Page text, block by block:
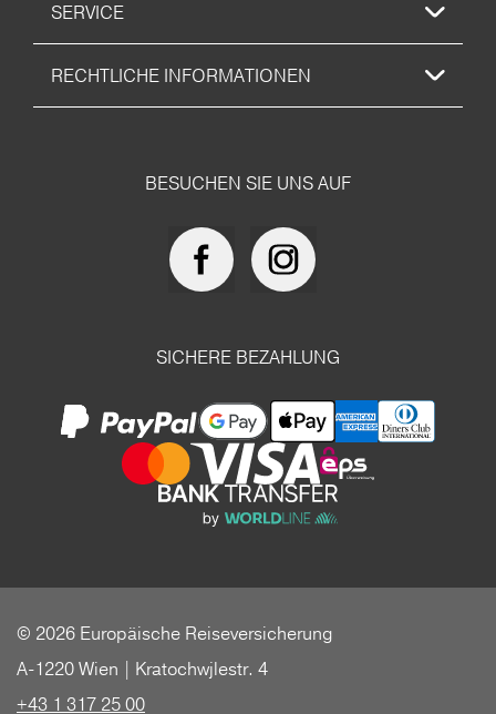
SERVICE
RECHTLICHE INFORMATIONEN
BESUCHEN SIE UNS AUF
SICHERE BEZAHLUNG
© 2026 Europäische Reiseversicherung
A-1220 Wien | Kratochwjlestr. 4
+43 1 317 25 00